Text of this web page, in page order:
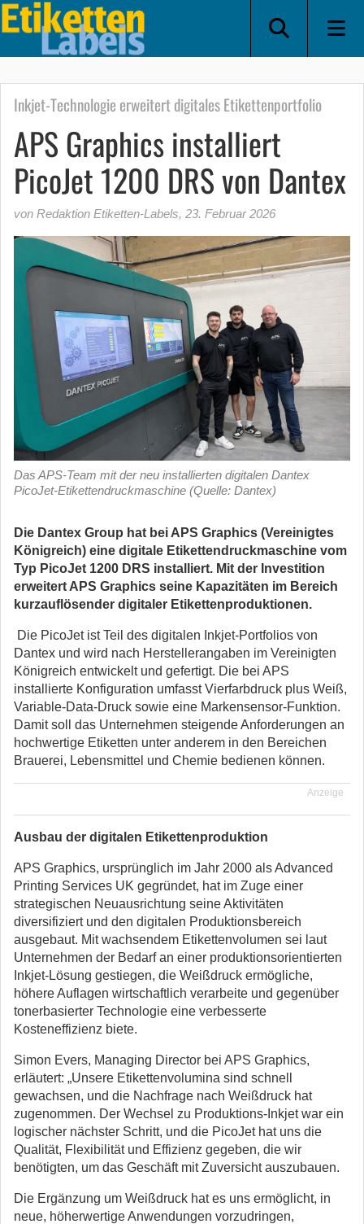
Inkjet-Technologie erweitert digitales Etikettenportfolio
APS Graphics installiert
PicoJet 1200 DRS von Dantex
von Redaktion Etiketten-Labels, 23. Februar 2026
Das APS-Team mit der neu installierten digitalen Dantex
PicoJet-Etikettendruckmaschine (Quelle: Dantex)
Die Dantex Group hat bei APS Graphics (Vereinigtes
Königreich) eine digitale Etikettendruckmaschine vom
Typ PicoJet 1200 DRS installiert. Mit der Investition
erweitert APS Graphics seine Kapazitäten im Bereich
kurzauflösender digitaler Etikettenproduktionen.
Die PicoJet ist Teil des digitalen Inkjet-Portfolios von
Dantex und wird nach Herstellerangaben im Vereinigten
Königreich entwickelt und gefertigt. Die bei APS
installierte Konfiguration umfasst Vierfarbdruck plus Weiß,
Variable-Data-Druck sowie eine Markensensor-Funktion.
Damit soll das Unternehmen steigende Anforderungen an
hochwertige Etiketten unter anderem in den Bereichen
Brauerei, Lebensmittel und Chemie bedienen können.
Anzeige
Ausbau der digitalen Etikettenproduktion
APS Graphics, ursprünglich im Jahr 2000 als Advanced
Printing Services UK gegründet, hat im Zuge einer
strategischen Neuausrichtung seine Aktivitäten
diversifiziert und den digitalen Produktionsbereich
ausgebaut. Mit wachsendem Etikettenvolumen sei laut
Unternehmen der Bedarf an einer produktionsorientierten
Inkjet-Lösung gestiegen, die Weißdruck ermögliche,
höhere Auflagen wirtschaftlich verarbeite und gegenüber
tonerbasierter Technologie eine verbesserte
Kosteneffizienz biete.
Simon Evers, Managing Director bei APS Graphics,
erläutert: „Unsere Etikettenvolumina sind schnell
gewachsen, und die Nachfrage nach Weißdruck hat
zugenommen. Der Wechsel zu Produktions-Inkjet war ein
logischer nächster Schritt, und die PicoJet hat uns die
Qualität, Flexibilität und Effizienz gegeben, die wir
benötigten, um das Geschäft mit Zuversicht auszubauen.
Die Ergänzung um Weißdruck hat es uns ermöglicht, in
neue, höherwertige Anwendungen vorzudringen,